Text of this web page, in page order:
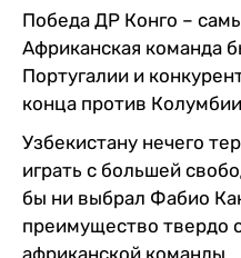
Победа ДР Конго –
Африканская команда
Португалии и
конца против
Узбекистану нечего
играть с большей
бы ни выбрал Фабио
преимущество твердо